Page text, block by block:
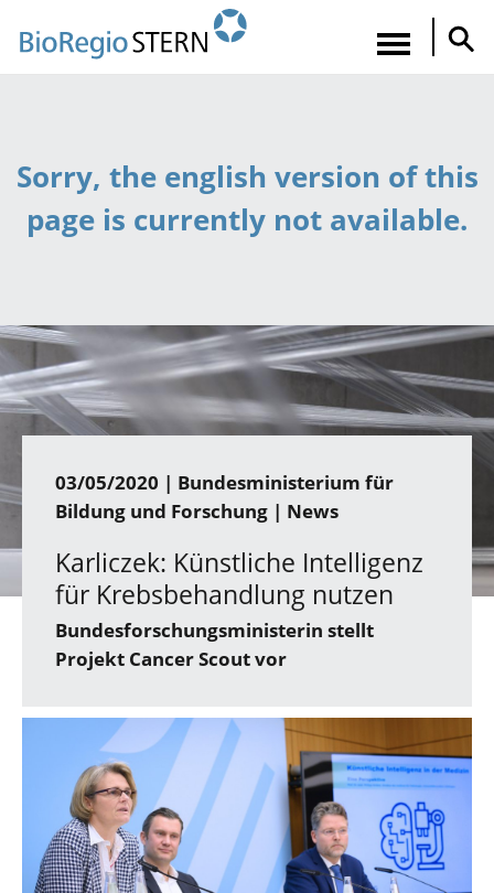
zum
Inhalt
Sorry, the english version of this
page is currently not available.
03/05/2020 | Bundesministerium für
Bildung und Forschung | News
Karliczek: Künstliche Intelligenz
für Krebsbehandlung nutzen
Bundesforschungsministerin stellt
Projekt Cancer Scout vor